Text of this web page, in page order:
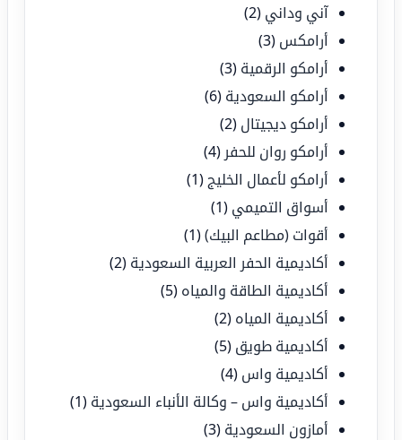
آني وداني (2)
أرامكس (3)
أرامكو الرقمية (3)
أرامكو السعودية (6)
أرامكو ديجيتال (2)
أرامكو روان للحفر (4)
أرامكو لأعمال الخليج (1)
أسواق التميمي (1)
أقوات (مطاعم البيك)(1)
أكاديمية الحفر العربية السعودية (2)
أكاديمية الطاقة والمياه (5)
أكاديمية المياه (2)
أكاديمية طويق (5)
أكاديمية واس (4)
أكاديمية واس – وكالة الأنباء السعودية (1)
أمازون السعودية (3)